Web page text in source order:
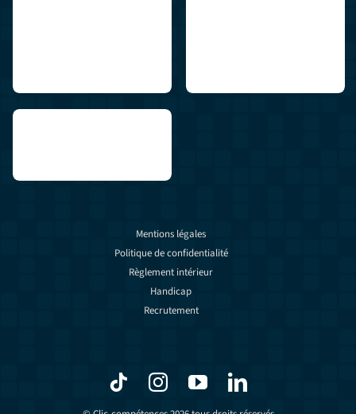
Mentions légales
Politique de confidentialité
Règlement intérieur
Handicap
Recrutement